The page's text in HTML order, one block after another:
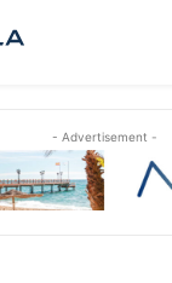
- Advertisement -